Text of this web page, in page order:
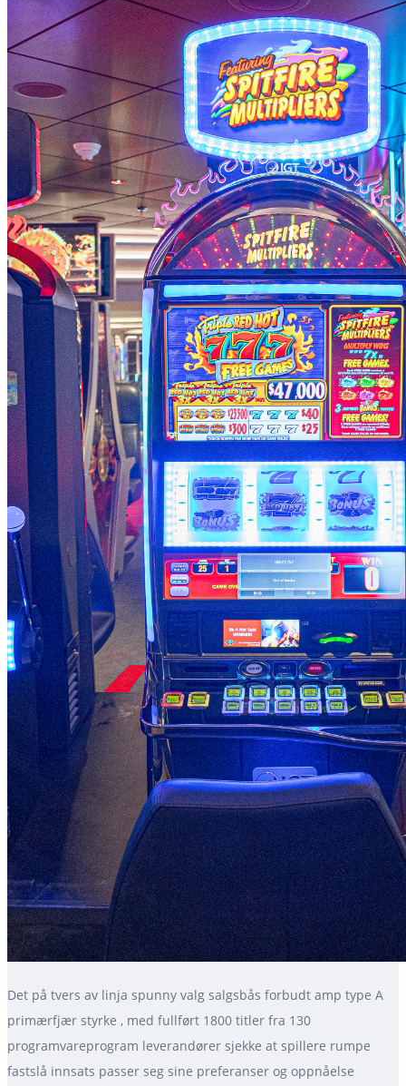
Det på tvers av linja spunny valg salgsbås forbudt amp type A
primærfjær styrke , med fullført 1800 titler fra 130
programvareprogram leverandører sjekke at spillere rumpe ​​
fastslå innsats passer seg sine preferanser og oppnåelse